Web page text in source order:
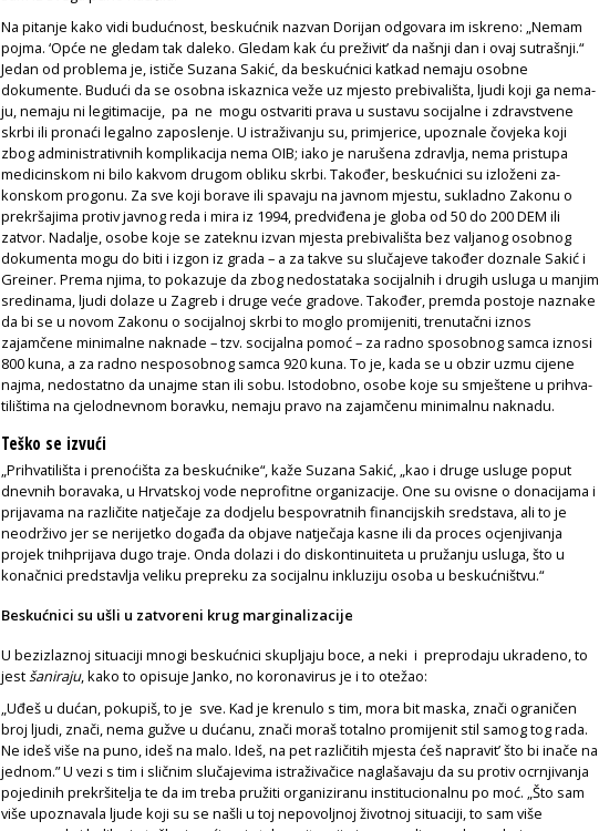
Na pitanje kako vidi budućnost, bes­kućnik nazvan Dorijan odgovara im is­kreno: „Nemam
pojma. ‘Opće ne gledam tak daleko. Gledam kak ću preživit’ da­ našnji dan i ovaj sutrašnji.“
Jedan od pro­blema je, ističe Suzana Sakić, da beskuć­nici katkad nemaju osobne
dokumente. Budući da se osobna iskaznica veže uz mjesto prebivališta, ljudi koji ga nema­
ju, nemaju ni legitimacije, pa ne mo­gu ostvariti prava u sustavu socijalne i zdravstvene
skrbi ili pronaći legalno za­poslenje. U istraživanju su, primjerice, upoznale čovjeka koji
zbog administra­tivnih komplikacija nema OIB; iako je narušena zdravlja, nema pristupa
medi­cinskom ni bilo kakvom drugom obliku skrbi. Također, beskućnici su izloženi za­
konskom progonu. Za sve koji borave ili spavaju na javnom mjestu, sukladno Za­konu o
prekršajima protiv javnog reda i mira iz 1994, predviđena je globa od 50 do 200 DEM ili
zatvor. Nadalje, osobe koje se zateknu izvan mjesta prebivališta bez valjanog osobnog
dokumenta mogu do­ biti i izgon iz grada – a za takve su slu­čajeve također doznale Sakić i
Greiner. Prema njima, to pokazuje da zbog nedo­stataka socijalnih i drugih usluga u ma­njim
sredinama, ljudi dolaze u Zagreb i druge veće gradove. Također, premda po­stoje naznake
da bi se u novom Zakonu o socijalnoj skrbi to moglo promijeniti, trenutačni iznos
zajamčene minimalne naknade – tzv. socijalna pomoć – za rad­no sposobnog samca iznosi
800 kuna, a za radno nesposobnog samca 920 kuna. To je, kada se u obzir uzmu cijene
najma, nedostatno da unajme stan ili sobu. Isto­dobno, osobe koje su smještene u prihva­
tilištima na cjelodnevnom boravku, ne­maju pravo na zajamčenu minimalnu naknadu.
Teško se izvući
„Prihvatilišta i prenoćišta za beskuć­nike“, kaže Suzana Sakić, „kao i druge us­luge poput
dnevnih boravaka, u Hrvat­skoj vode neprofitne organizacije. One su ovisne o donacijama i
prijavama na razli­čite natječaje za dodjelu bespovratnih fi­nancijskih sredstava, ali to je
neodrživo jer se nerijetko događa da objave natječa­ja kasne ili da proces ocjenjivanja
projek­ tnihprijava dugo traje. Onda dolazi i do diskontinuiteta u pružanju usluga, što u
konačnici predstavlja veliku prepreku za socijalnu inkluziju osoba u beskućniš­tvu.“
Beskućnici su ušli u zatvoreni krug marginalizacije
U bezizlaznoj situaciji mnogi beskuć­nici skupljaju boce, a neki i preproda­ju ukradeno, to
jestšaniraju, kako to opi­suje Janko, no koronavirus je i to otežao:
„Uđeš u dućan, pokupiš, to je sve. Kad je krenulo s tim, mora bit maska, znači ograničen
broj ljudi, znači, nema gužve u dućanu, znači moraš totalno promijenit stil samog tog rada.
Ne ideš više na puno, ideš na malo. Ideš, na pet različitih mje­sta ćeš napravit’ što bi inače na
jednom.” U vezi s tim i sličnim slučajevima istraži­vačice naglašavaju da su protiv ocrnjiva­nja
pojedinih prekršitelja te da im treba pružiti organiziranu institucionalnu po­ moć. „Što sam
više upoznavala ljude ko­ji su se našli u toj nepovoljnoj životnoj si­tuaciji, to sam više